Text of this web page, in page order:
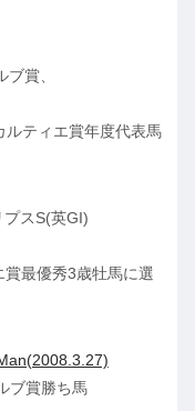
賞、
ルティエ賞年度代表馬
スS(英GI)
最優秀3歳牡馬に選
ブ賞勝ち馬